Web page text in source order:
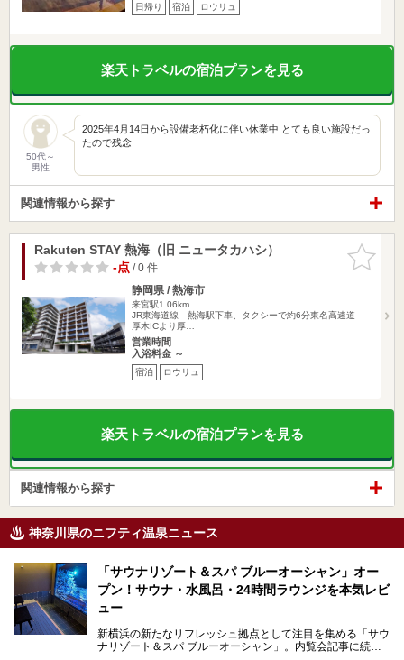
日帰り 宿泊 ロウリュ
楽天トラベルの宿泊プランを見る
50代～
男性
2025年4月14日から設備老朽化に伴い休業中 とても良い施設だっ
たので残念
関連情報から探す
お気に入
りに追加
Rakuten STAY 熱海（旧 ニュータカハシ）
-点/ 0 件
静岡県 / 熱海市
来宮駅1.06km
JR東海道線 熱海駅下車、タクシーで約6分東名高速道
厚木ICより厚…
営業時間
入浴料金 ～
宿泊 ロウリュ
楽天トラベルの宿泊プランを見る
関連情報から探す
神奈川県のニフティ温泉ニュース
「サウナリゾート＆スパ ブルーオーシャン」オー
プン！サウナ・水風呂・24時間ラウンジを本気レビ
ュー
新横浜の新たなリフレッシュ拠点として注目を集める「サウ
ナリゾート＆スパ ブルーオーシャン」。内覧会記事に続